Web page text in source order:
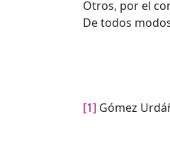
Otros, por el
De todos
[1] Gómez